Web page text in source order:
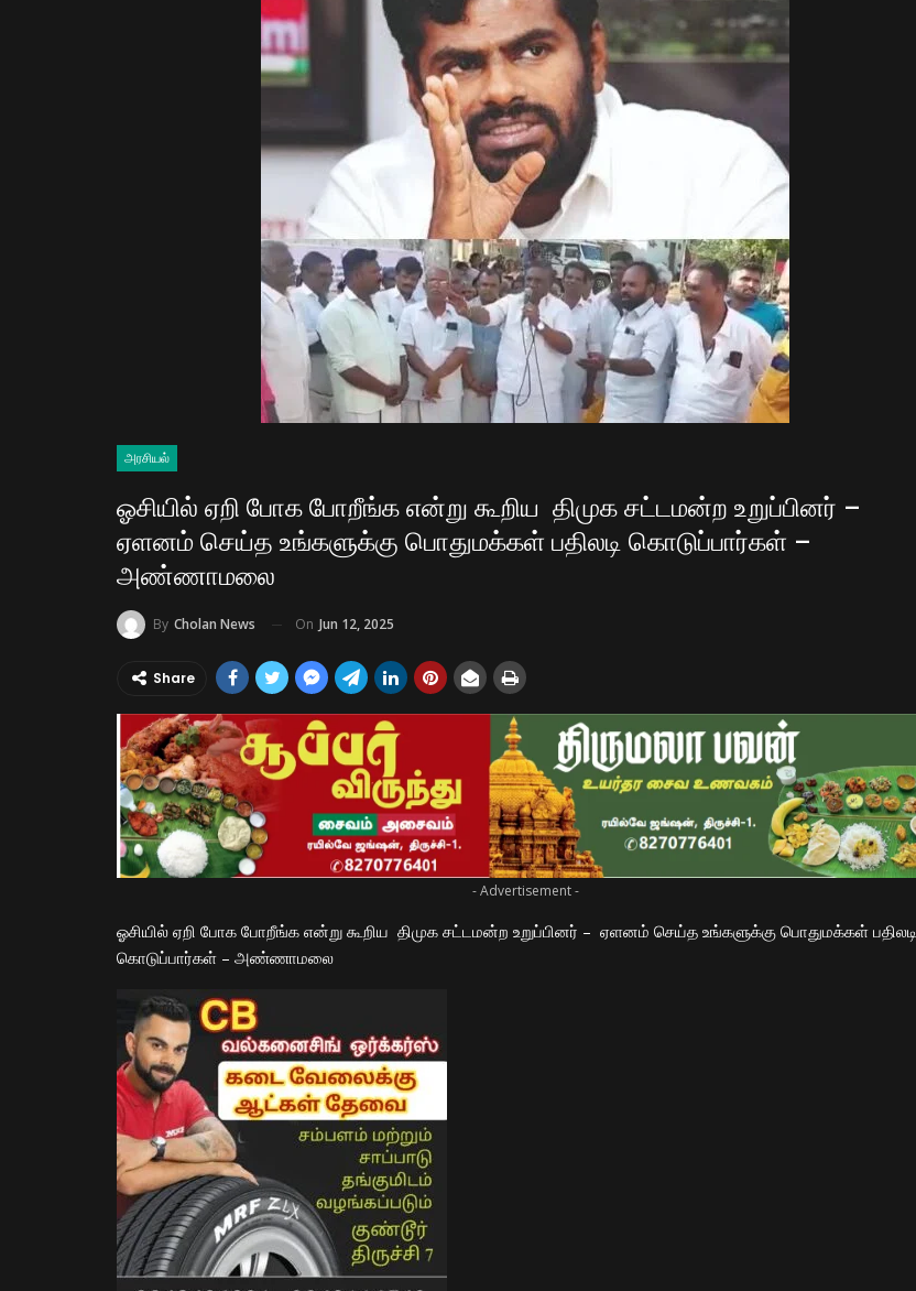
அரசியல்
ஓசியில் ஏறி போக போறீங்க என்று கூறிய திமுக சட்டமன்ற உறுப்பினர் –
ஏளனம் செய்த உங்களுக்கு பொதுமக்கள் பதிலடி கொடுப்பார்கள் –
அண்ணாமலை
By Cholan News On Jun 12, 2025
Share
- Advertisement -
ஓசியில் ஏறி போக போறீங்க என்று கூறிய திமுக சட்டமன்ற உறுப்பினர் – ஏளனம் செய்த உங்களுக்கு பொதுமக்கள் பதிலடி
கொடுப்பார்கள் – அண்ணாமலை